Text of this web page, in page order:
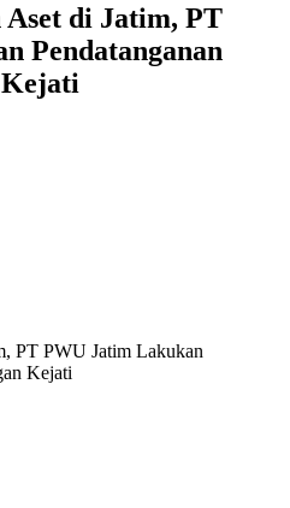
di Jatim, PT
Pendatanganan
Kejati
PT PWU Jatim Lakukan
Kejati